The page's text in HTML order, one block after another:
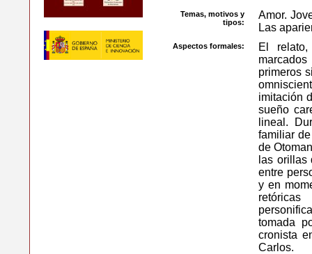
Temas, motivos y
tipos:
Amor.
Las
Aspectos formales:
El
primeros
imitación
sueño
lineal.
familiar
de
las orillas
entre
y en
tomada
cronista
Carlos.